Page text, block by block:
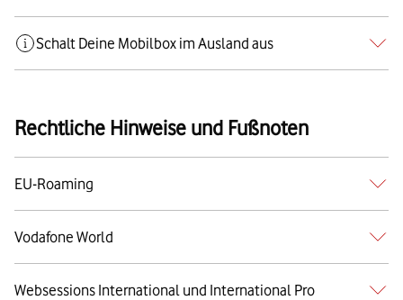
Schalt Deine Mobilbox im Ausland aus
Rechtliche Hinweise und Fußnoten
EU-Roaming
Vodafone World
Websessions International und International Pro